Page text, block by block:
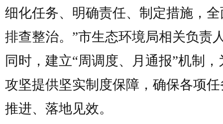
细化任务、明确责任、制定措施，
排查整治。”市生态环境局相关负责
同时，建立“周调度、月通报”机制，
攻坚提供坚实制度保障，确保各项
推进、落地见效。